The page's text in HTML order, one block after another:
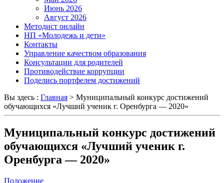
Июнь 2026
Август 2026
Методист онлайн
НП «Молодежь и дети»
Контакты
Управление качеством образования
Консультации для родителей
Противодействие коррупции
Поделись портфелем достижений
Вы здесь : Главная > Муниципальный конкурс достижений
обучающихся «Лучший ученик г. Оренбурга — 2020»
Муниципальный конкурс достижений
обучающихся «Лучший ученик г.
Оренбурга — 2020»
Положение